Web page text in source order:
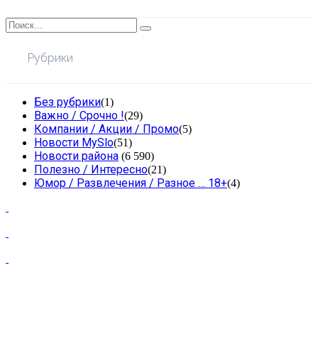
Рубрики
Без рубрики(1)
Важно / Срочно !(29)
Компании / Акции / Промо(5)
Новости MySlo(51)
Новости района (6 590)
Полезно / Интересно(21)
Юмор / Развлечения / Разное … 18+(4)